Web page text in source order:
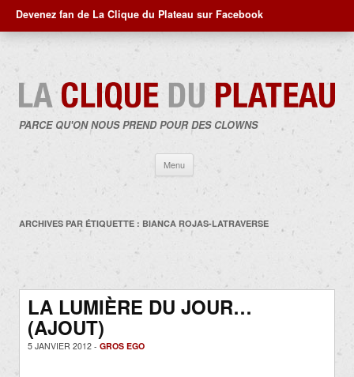
Devenez fan de La Clique du Plateau sur Facebook
PARCE QU'ON NOUS PREND POUR DES CLOWNS
Menu
contenu
ARCHIVES PAR ÉTIQUETTE : BIANCA ROJAS-LATRAVERSE
LA LUMIÈRE DU JOUR…
(AJOUT)
5 JANVIER 2012 - GROS EGO